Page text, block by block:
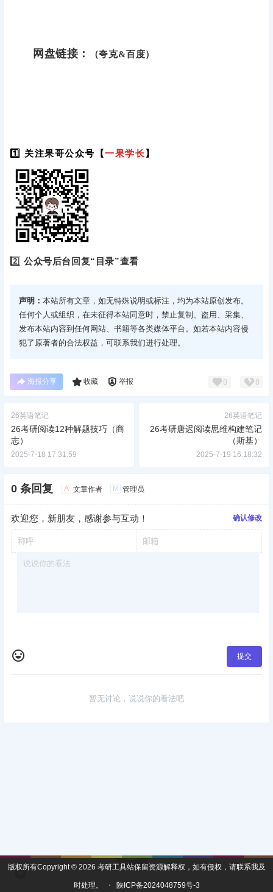
网盘链接： （夸克&百度）
1️⃣ 关注果哥公众号【一果学长】
2️⃣公众号后台回复“目录”查看
声明： 本站所有文章，如无特殊说明或标注，均为本站原创发布。
任何个人或组织，在未征得本站同意时，禁止复制、盗用、采集、
发布本站内容到任何网站、书籍等各类媒体平台。如若本站内容侵
犯了原著者的合法权益，可联系我们进行处理。
海报分享 收藏 举报 0 0
26英语笔记
26考研阅读12种解题技巧（商
志）
2025-7-18 17:31:59
26英语笔记
26考研唐迟阅读思维构建笔记
（斯基）
2025-7-19 16:18:32
0 条回复 A 文章作者 M 管理员
欢迎您，新朋友，感谢参与互动！ 确认修改
提交
暂无讨论，说说你的看法吧
版权所有Copyright © 2026 考研工具站保留资源解释权，如有侵权，请联系我及
时处理。 ・ 陕ICP备2024048759号-3